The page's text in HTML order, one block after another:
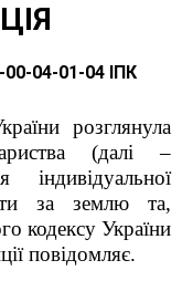
04-01-04 ІПК
розглянула
(далі –
за землю та,
кодексу України
повідомляє.